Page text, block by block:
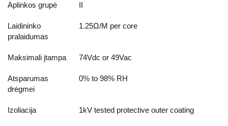
Aplinkos grupė
Laidininko
pralaidumas
1.25Ω/M per core
Maksimali įtampa 74Vdc or 49Vac
Atsparumas
drėgmei
0% to 98% RH
Izoliacija 1kV tested protective outer coating